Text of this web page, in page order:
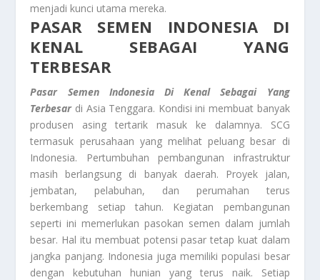
menjadi kunci utama mereka.
PASAR SEMEN INDONESIA DI
KENAL SEBAGAI YANG
TERBESAR
Pasar Semen Indonesia Di Kenal Sebagai Yang
Terbesardi Asia Tenggara. Kondisi ini membuat banyak
produsen asing tertarik masuk ke dalamnya. SCG
termasuk perusahaan yang melihat peluang besar di
Indonesia. Pertumbuhan pembangunan infrastruktur
masih berlangsung di banyak daerah. Proyek jalan,
jembatan, pelabuhan, dan perumahan terus
berkembang setiap tahun. Kegiatan pembangunan
seperti ini memerlukan pasokan semen dalam jumlah
besar. Hal itu membuat potensi pasar tetap kuat dalam
jangka panjang. Indonesia juga memiliki populasi besar
dengan kebutuhan hunian yang terus naik. Setiap